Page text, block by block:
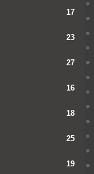
17
23
27
16
18
25
19